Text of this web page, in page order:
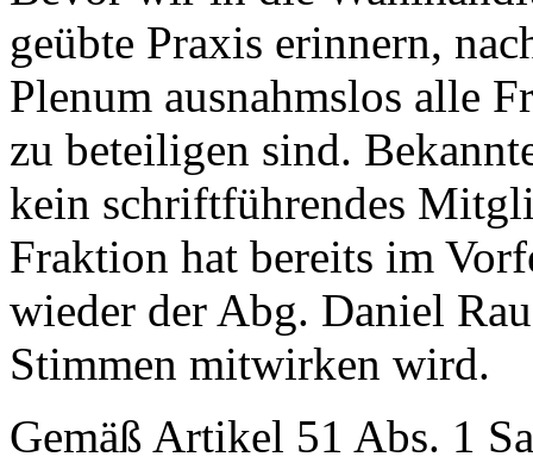
geübte Praxis erinnern,
Plenum ausnahmslos alle
zu beteiligen sind.
kein schriftführendes
Fraktion hat bereits im
wieder der Abg. Daniel
Stimmen mitwirken wird.
Gemäß Artikel 51 Abs. 1